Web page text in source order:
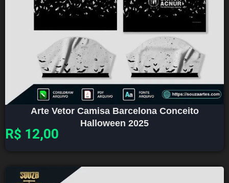
Arte Vetor Camisa Barcelona Conceito
Halloween 2025
R$ 12,00